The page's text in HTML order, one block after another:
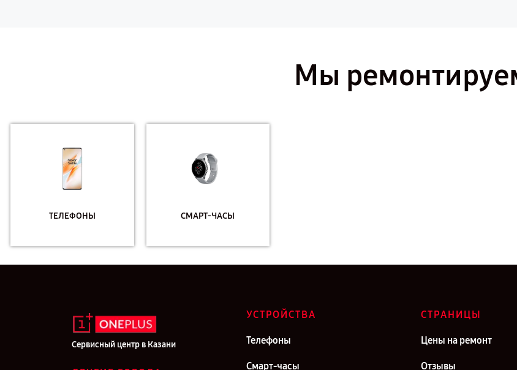
Мы
ТЕЛЕФОНЫ СМАРТ-ЧАСЫ
Сервисный центр в Казани
УСТРОЙСТВА
Телефоны
Смарт-часы
СТРАНИЦЫ
Цены на ремонт
Отзывы